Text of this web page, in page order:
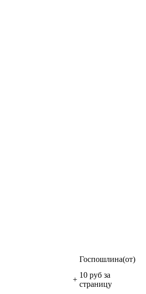
Госпошлина(от)
+
10 руб за
страницу